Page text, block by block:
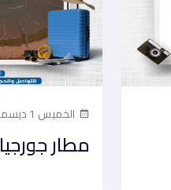
الخميس 1 ديسمبر 2022
مطار جورجيا